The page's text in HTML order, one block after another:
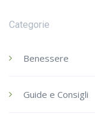
Categorie
Benessere
Guide e Consigli